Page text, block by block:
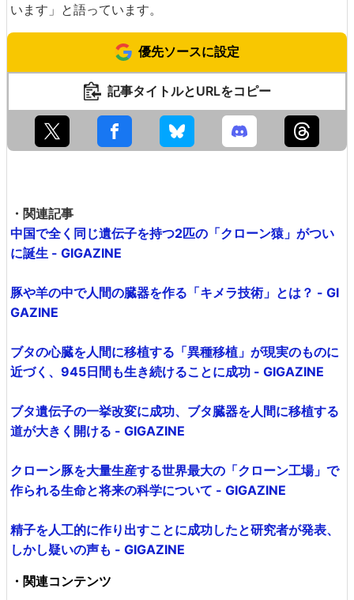
います」と語っています。
優先ソースに設定
記事タイトルとURLをコピー
・関連記事
中国で全く同じ遺伝子を持つ2匹の「クローン猿」がつい
に誕生 - GIGAZINE
豚や羊の中で人間の臓器を作る「キメラ技術」とは？ - GI
GAZINE
ブタの心臓を人間に移植する「異種移植」が現実のものに
近づく、945日間も生き続けることに成功 - GIGAZINE
ブタ遺伝子の一挙改変に成功、ブタ臓器を人間に移植する
道が大きく開ける - GIGAZINE
クローン豚を大量生産する世界最大の「クローン工場」で
作られる生命と将来の科学について - GIGAZINE
精子を人工的に作り出すことに成功したと研究者が発表、
しかし疑いの声も - GIGAZINE
・関連コンテンツ